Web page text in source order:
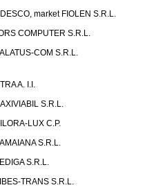
market FIOLEN S.R.L.
COMPUTER S.R.L.
COM S.R.L.
A. I.I.
S.R.L.
LUX C.P.
S.R.L.
S.R.L.
TRANS S.R.L.